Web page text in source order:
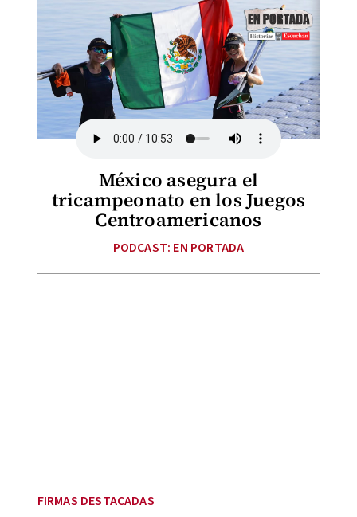
México asegura el
tricampeonato en los Juegos
Centroamericanos
PODCAST: EN PORTADA
FIRMAS DESTACADAS